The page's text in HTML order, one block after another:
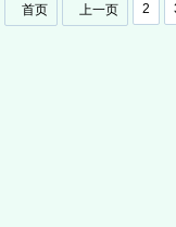
首页 上一页 2